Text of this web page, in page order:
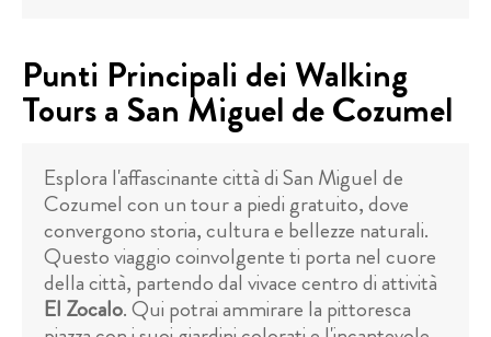
Punti Principali dei Walking
Tours a San Miguel de Cozumel
Esplora l'affascinante città di San Miguel de
Cozumel con un tour a piedi gratuito, dove
convergono storia, cultura e bellezze naturali.
Questo viaggio coinvolgente ti porta nel cuore
della città, partendo dal vivace centro di attività
El Zocalo. Qui potrai ammirare la pittoresca